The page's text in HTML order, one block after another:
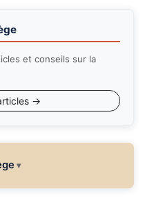
et conseils sur la
→